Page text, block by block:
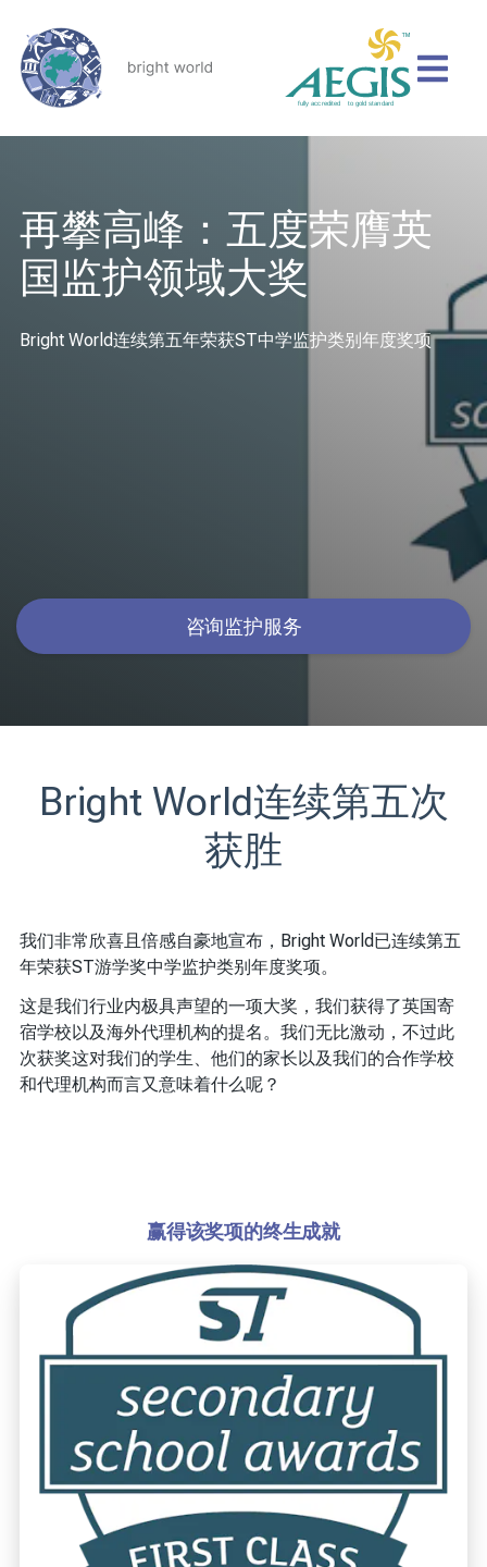
再攀高峰：五度荣膺英
国监护领域大奖
Bright World连续第五年荣获ST中学监护类别年度奖项
咨询监护服务
Bright World连续第五次
获胜
我们非常欣喜且倍感自豪地宣布，Bright World已连续第五
年荣获ST游学奖中学监护类别年度奖项。
这是我们行业内极具声望的一项大奖，我们获得了英国寄
宿学校以及海外代理机构的提名。我们无比激动，不过此
次获奖这对我们的学生、他们的家长以及我们的合作学校
和代理机构而言又意味着什么呢？
赢得该奖项的终生成就